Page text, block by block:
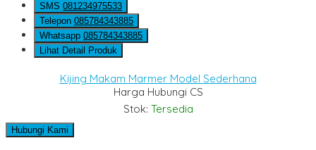
SMS 081234975533
Telepon 085784343885
Whatsapp 085784343885
Lihat Detail Produk
Kijing Makam Marmer Model Sederhana
Harga Hubungi CS
Stok: Tersedia
Hubungi Kami